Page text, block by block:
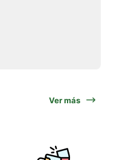
Ver más